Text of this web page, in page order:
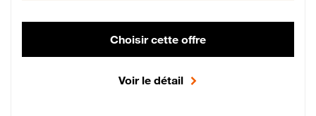
Choisir cette offre
Voir le détail